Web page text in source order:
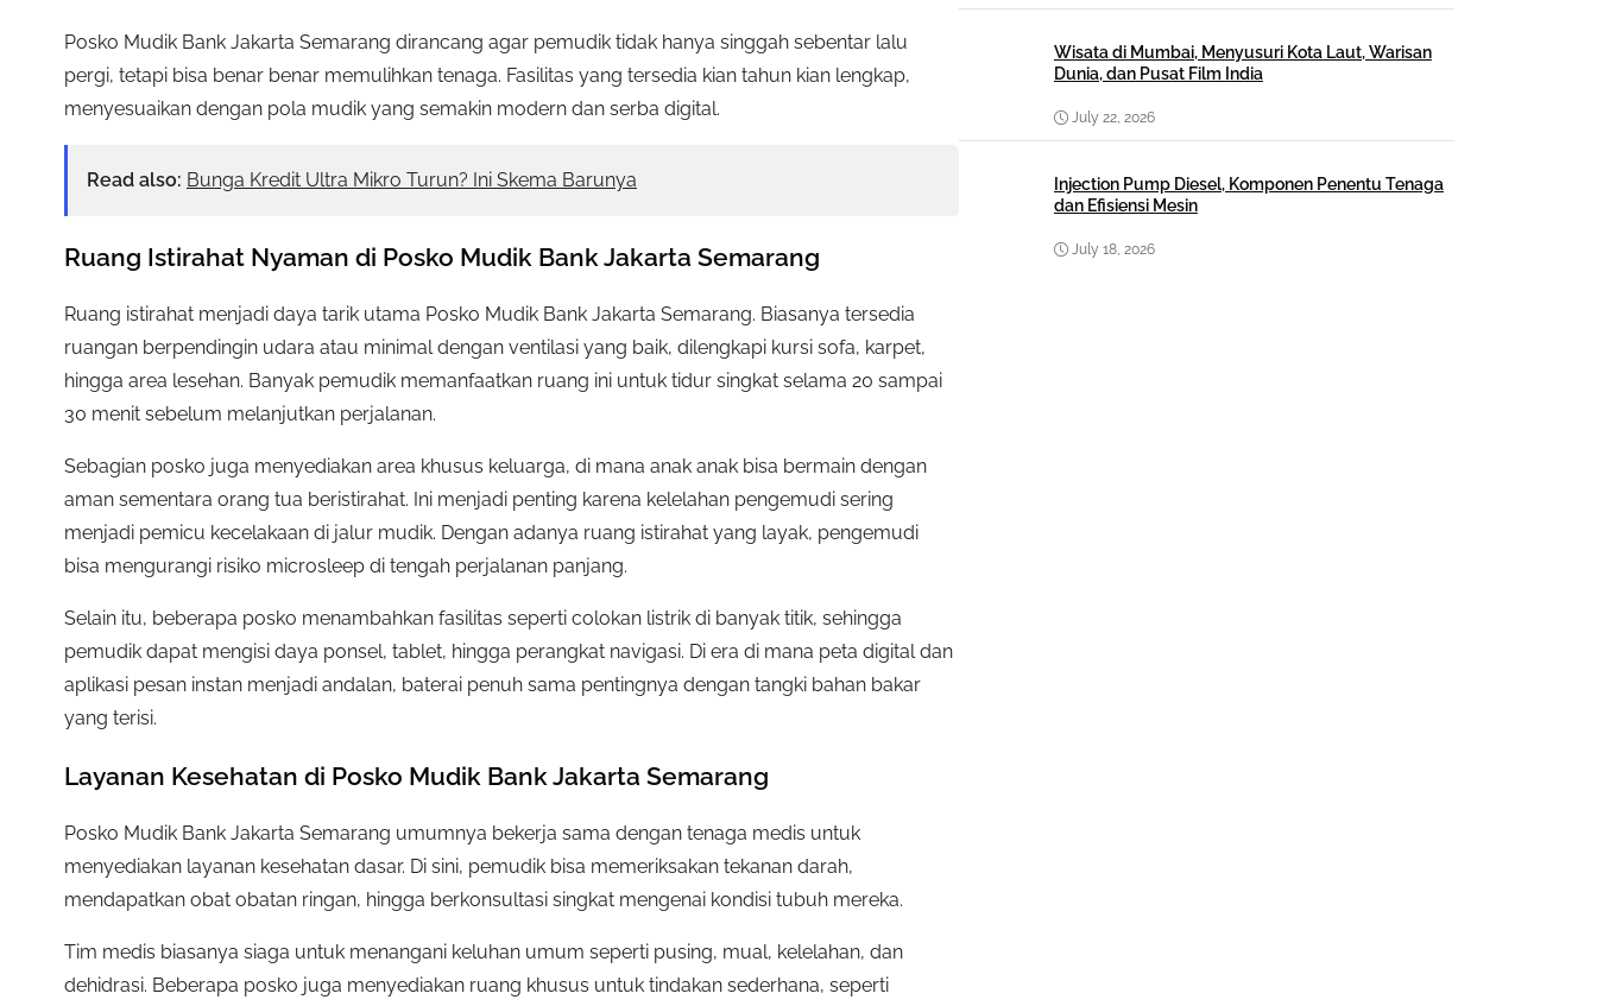
Posko Mudik Bank Jakarta Semarang dirancang agar pemudik tidak hanya singgah sebentar lalu
pergi, tetapi bisa benar benar memulihkan tenaga. Fasilitas yang tersedia kian tahun kian lengkap,
menyesuaikan dengan pola mudik yang semakin modern dan serba digital.
Read also: Bunga Kredit Ultra Mikro Turun? Ini Skema Barunya
Ruang Istirahat Nyaman di Posko Mudik Bank Jakarta Semarang
Ruang istirahat menjadi daya tarik utama Posko Mudik Bank Jakarta Semarang. Biasanya tersedia
ruangan berpendingin udara atau minimal dengan ventilasi yang baik, dilengkapi kursi sofa, karpet,
hingga area lesehan. Banyak pemudik memanfaatkan ruang ini untuk tidur singkat selama 20 sampai
30 menit sebelum melanjutkan perjalanan.
Sebagian posko juga menyediakan area khusus keluarga, di mana anak anak bisa bermain dengan
aman sementara orang tua beristirahat. Ini menjadi penting karena kelelahan pengemudi sering
menjadi pemicu kecelakaan di jalur mudik. Dengan adanya ruang istirahat yang layak, pengemudi
bisa mengurangi risiko microsleep di tengah perjalanan panjang.
Selain itu, beberapa posko menambahkan fasilitas seperti colokan listrik di banyak titik, sehingga
pemudik dapat mengisi daya ponsel, tablet, hingga perangkat navigasi. Di era di mana peta digital dan
aplikasi pesan instan menjadi andalan, baterai penuh sama pentingnya dengan tangki bahan bakar
yang terisi.
Layanan Kesehatan di Posko Mudik Bank Jakarta Semarang
Posko Mudik Bank Jakarta Semarang umumnya bekerja sama dengan tenaga medis untuk
menyediakan layanan kesehatan dasar. Di sini, pemudik bisa memeriksakan tekanan darah,
mendapatkan obat obatan ringan, hingga berkonsultasi singkat mengenai kondisi tubuh mereka.
Tim medis biasanya siaga untuk menangani keluhan umum seperti pusing, mual, kelelahan, dan
dehidrasi. Beberapa posko juga menyediakan ruang khusus untuk tindakan sederhana, seperti
Wisata di Mumbai, Menyusuri Kota Laut, Warisan
Dunia, dan Pusat Film India
July 22, 2026
Injection Pump Diesel, Komponen Penentu Tenaga
dan Efisiensi Mesin
July 18, 2026